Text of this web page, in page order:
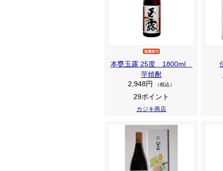
本甕玉露 25度 1800ml
芋焼酎
2,948円
（税込）
29ポイント
カジキ商店